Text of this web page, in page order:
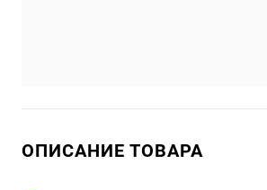
ОПИСАНИЕ ТОВАРА